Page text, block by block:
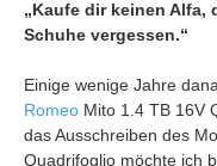
„Kaufe dir keinen
Schuhe vergessen.“
Einige wenige Jahre
Romeo Mito 1.4 TB 16V
das Ausschreiben des
Quadrifoglio möchte ich